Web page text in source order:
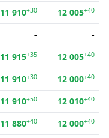
11 910+30 12 005+40
-
-
11 915+35 12 005+40
11 910+30 12 000+40
11 910+50 12 010+40
11 880+40 12 000+40